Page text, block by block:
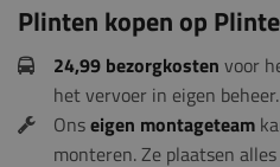
Plinten kopen op
24,99 bezorgkosten voor
het vervoer in eigen beheer.
Onseigen montageteam
monteren. Ze plaatsen